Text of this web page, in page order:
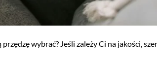
wybrać? Jeśli zależy Ci na jakości,